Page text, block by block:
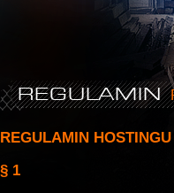
REGULAMIN
REGULAMIN
§ 1